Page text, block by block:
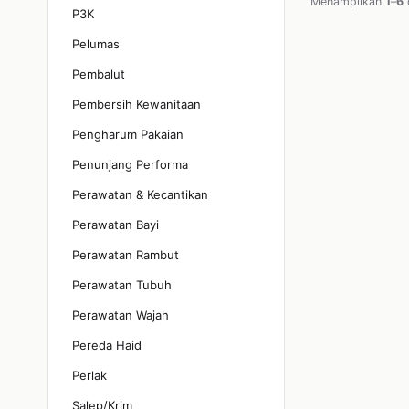
P3K
Pelumas
Pembalut
Pembersih Kewanitaan
Pengharum Pakaian
Penunjang Performa
Perawatan & Kecantikan
Perawatan Bayi
Perawatan Rambut
Perawatan Tubuh
Perawatan Wajah
Pereda Haid
Perlak
Salep/Krim